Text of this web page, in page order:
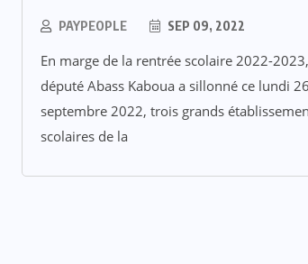
PAYPEOPLE SEP 09, 2022
En marge de la rentrée scolaire 2022-
député Abass Kaboua a sillonné ce lundi 26
septembre 2022, trois grands
scolaires de la